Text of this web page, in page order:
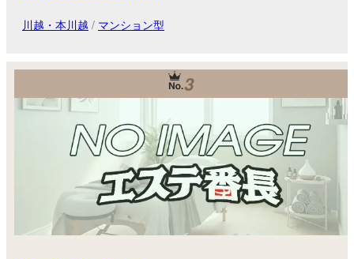
川越・本川越 / マンション型
3